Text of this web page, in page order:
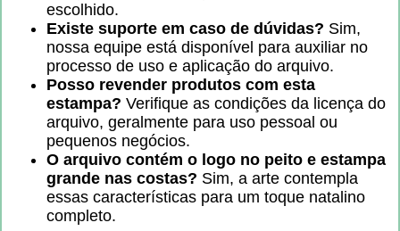
escolhido.
Existe suporte em caso de dúvidas? Sim,
nossa equipe está disponível para auxiliar no
processo de uso e aplicação do arquivo.
Posso revender produtos com esta
estampa? Verifique as condições da licença do
arquivo, geralmente para uso pessoal ou
pequenos negócios.
O arquivo contém o logo no peito e estampa
grande nas costas? Sim, a arte contempla
essas características para um toque natalino
completo.